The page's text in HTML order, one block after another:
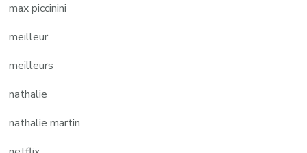
max piccinini
meilleur
meilleurs
nathalie
nathalie martin